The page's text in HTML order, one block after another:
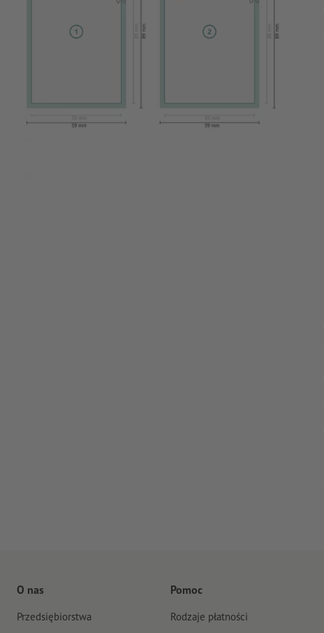
O nas
Przedsiębiorstwa
Pomoc
Rodzaje płatności